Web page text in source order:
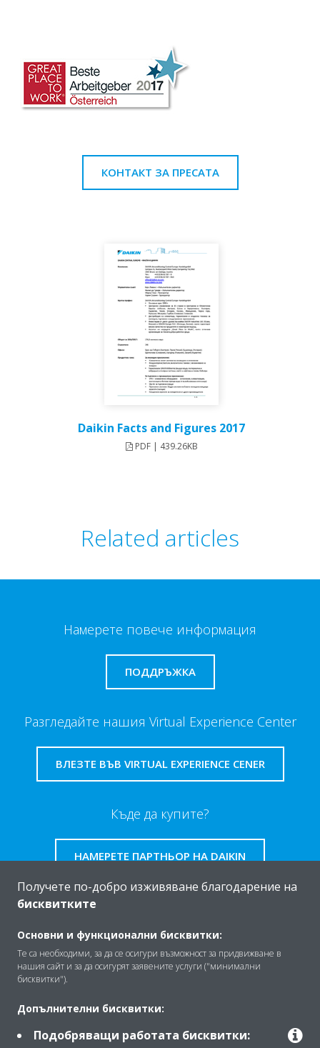
КОНТАКТ ЗА ПРЕСАТА
Daikin Facts and Figures 2017
PDF | 439.26KB
Related articles
Намерете повече информация
ПОДДРЪЖКА
Разгледайте нашия Virtual Experience Center
ВЛЕЗТЕ ВЪВ VIRTUAL EXPERIENCE CENER
Къде да купите?
НАМЕРЕТЕ ПАРТНЬОР НА DAIKIN
За Daikin
Получете по-добро изживяване благодарение на
бисквитките
Основни и функционални бисквитки:
Те са необходими, за да се осигури възможност за придвижване в
нашия сайт и за да осигурят заявените услуги ("минимални
бисквитки").
Допълнителни бисквитки:
Подобряващи работата бисквитки: